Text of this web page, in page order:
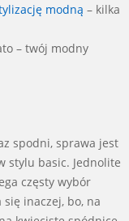
modną – kilka
– twój modny
spodni, sprawa jest
stylu basic. Jednolite
częsty wybór
inaczej, bo, na